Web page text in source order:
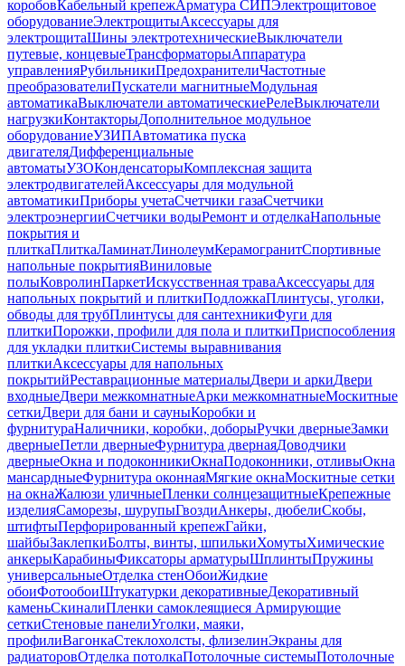
коробовКабельный крепежАрматура СИПЭлектрощитовое
оборудованиеЭлектрощитыАксессуары для
электрощитаШины электротехническиеВыключатели
путевые, концевыеТрансформаторыАппаратура
управленияРубильникиПредохранителиЧастотные
преобразователиПускатели магнитныеМодульная
автоматикаВыключатели автоматическиеРелеВыключатели
нагрузкиКонтакторыДополнительное модульное
оборудованиеУЗИПАвтоматика пуска
двигателяДифференциальные
автоматыУЗОКонденсаторыКомплексная защита
электродвигателейАксессуары для модульной
автоматикиПриборы учетаСчетчики газаСчетчики
электроэнергииСчетчики водыРемонт и отделкаНапольные
покрытия и
плиткаПлиткаЛаминатЛинолеумКерамогранитСпортивные
напольные покрытияВиниловые
полыКовролинПаркетИскусственная траваАксессуары для
напольных покрытий и плиткиПодложкаПлинтусы, уголки,
обводы для трубПлинтусы для сантехникиФуги для
плиткиПорожки, профили для пола и плиткиПриспособления
для укладки плиткиСистемы выравнивания
плиткиАксессуары для напольных
покрытийРеставрационные материалыДвери и аркиДвери
входныеДвери межкомнатныеАрки межкомнатныеМоскитные
сеткиДвери для бани и сауныКоробки и
фурнитураНаличники, коробки, доборыРучки дверныеЗамки
дверныеПетли дверныеФурнитура двернаяДоводчики
дверныеОкна и подоконникиОкнаПодоконники, отливыОкна
мансардныеФурнитура оконнаяМягкие окнаМоскитные сетки
на окнаЖалюзи уличныеПленки солнцезащитныеКрепежные
изделияСаморезы, шурупыГвоздиАнкеры, дюбелиСкобы,
штифтыПерфорированный крепежГайки,
шайбыЗаклепкиБолты, винты, шпилькиХомутыХимические
анкерыКарабиныФиксаторы арматурыШплинтыПружины
универсальныеОтделка стенОбоиЖидкие
обоиФотообоиШтукатурки декоративныеДекоративный
каменьСкиналиПленки самоклеящиеся Армирующие
сеткиСтеновые панелиУголки, маяки,
профилиВагонкаСтеклохолсты, флизелинЭкраны для
радиаторовОтделка потолкаПотолочные системыПотолочные